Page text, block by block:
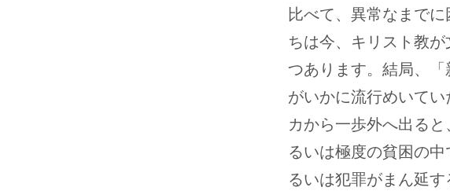
比べて、異常なまで
ちは今、キリスト教
つあります。結局、
がいかに流行めいて
カから一歩外へ出る
るいは極度の貧困の
るいは犯罪がまん延